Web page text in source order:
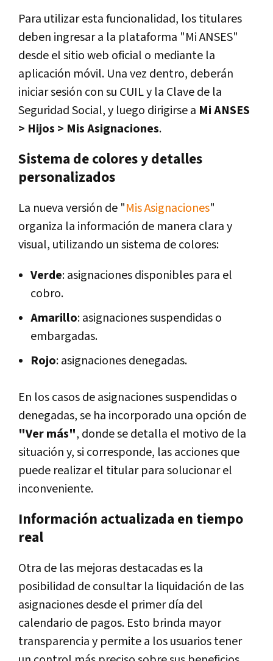
Para utilizar esta funcionalidad, los titulares
deben ingresar a la plataforma "Mi ANSES"
desde el sitio web oficial o mediante la
aplicación móvil. Una vez dentro, deberán
iniciar sesión con su CUIL y la Clave de la
Seguridad Social, y luego dirigirse a Mi ANSES
> Hijos > Mis Asignaciones.
Sistema de colores y detalles
personalizados
La nueva versión de "Mis Asignaciones"
organiza la información de manera clara y
visual, utilizando un sistema de colores:
Verde: asignaciones disponibles para el
cobro.
Amarillo: asignaciones suspendidas o
embargadas.
Rojo: asignaciones denegadas.
En los casos de asignaciones suspendidas o
denegadas, se ha incorporado una opción de
"Ver más", donde se detalla el motivo de la
situación y, si corresponde, las acciones que
puede realizar el titular para solucionar el
inconveniente.
Información actualizada en tiempo
real
Otra de las mejoras destacadas es la
posibilidad de consultar la liquidación de las
asignaciones desde el primer día del
calendario de pagos. Esto brinda mayor
transparencia y permite a los usuarios tener